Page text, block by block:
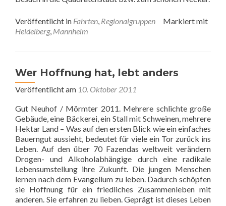
Veröffentlicht in Fahrten, Regionalgruppen
Markiert mit
Heidelberg, Mannheim
Wer Hoffnung hat, lebt anders
Veröffentlicht am 10. Oktober 2011
Gut Neuhof / Mörmter 2011. Mehrere schlichte große
Gebäude, eine Bäckerei, ein Stall mit Schweinen, mehrere
Hektar Land – Was auf den ersten Blick wie ein einfaches
Bauerngut aussieht, bedeutet für viele ein Tor zurück ins
Leben. Auf den über 70 Fazendas weltweit verändern
Drogen- und Alkoholabhängige durch eine radikale
Lebensumstellung ihre Zukunft. Die jungen Menschen
lernen nach dem Evangelium zu leben. Dadurch schöpfen
sie Hoffnung für ein friedliches Zusammenleben mit
anderen. Sie erfahren zu lieben. Geprägt ist dieses Leben